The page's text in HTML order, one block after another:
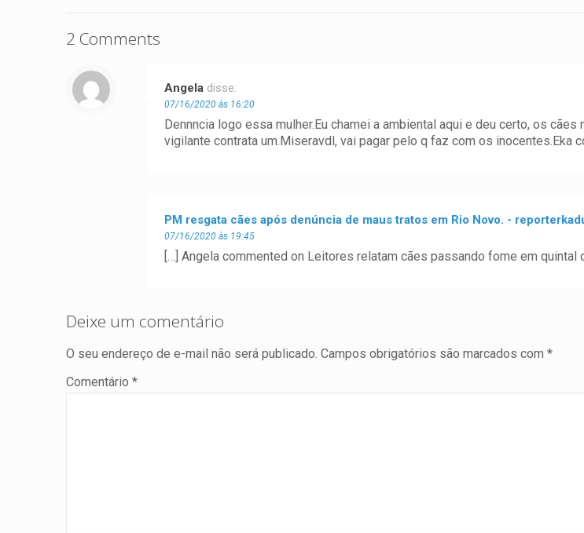
2 Comments
Angela disse:
07/16/2020 às 16:20
Dennncia logo essa mulher.Eu chamei a ambiental aqui e deu certo, os
vigilante contrata um.Miseravdl, vai pagar pelo q faz com os inocentes.Eka
PM resgata cães após denúncia de maus tratos em Rio Novo. -
07/16/2020 às 19:45
[…] Angela commented on Leitores relatam cães passando fome em quintal
Deixe um comentário
O seu endereço de e-mail não será publicado. Campos obrigatórios são marcados com *
Comentário *